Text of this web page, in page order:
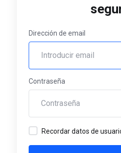
Dirección de email
Contraseña
Recordar datos de